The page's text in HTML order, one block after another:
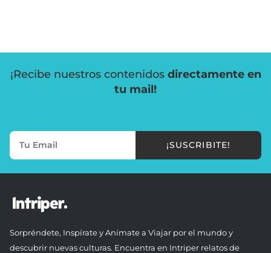
¡Recibe nuestros contenidos directamente en
tu mail!
¡SUSCRIBITE!
Sorpréndete, Inspírate y Anímate a Viajar por el mundo y
descubrir nuevas culturas. Encuentra en Intriper relatos de